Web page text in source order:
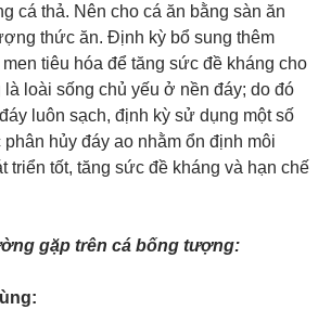
cá thả. Nên cho cá ăn bằng sàn ăn
thức ăn. Định kỳ bổ sung thêm
tiêu hóa để tăng sức đề kháng cho
loài sống chủ yếu ở nền đáy; do đó
luôn sạch, định kỳ sử dụng một số
hủy đáy ao nhằm ổn định môi
triển tốt, tăng sức đề kháng và hạn chế
gặp trên cá bống tượng: